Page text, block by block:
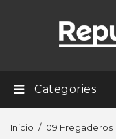
Categories
Inicio 09 Fregaderos